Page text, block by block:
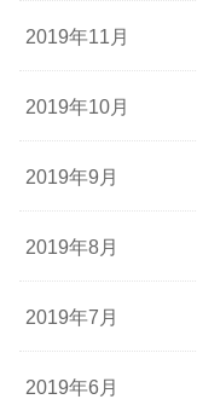
2019年11月
2019年10月
2019年9月
2019年8月
2019年7月
2019年6月